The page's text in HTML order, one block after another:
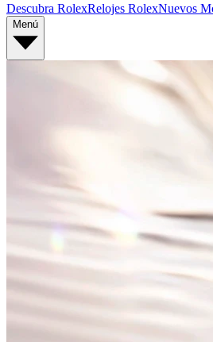
Descubra RolexRelojes RolexNuevos
Menú